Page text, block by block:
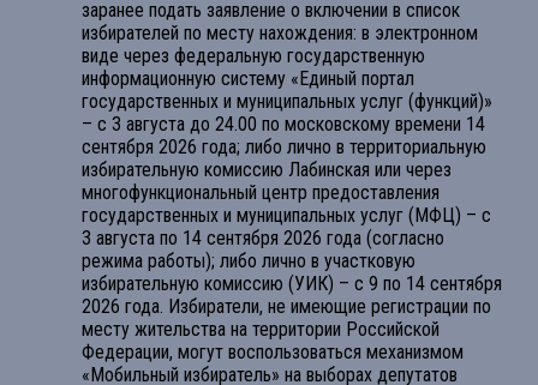
заранее подать заявление о включении в список
избирателей по месту нахождения: в электронном
виде через федеральную государственную
информационную систему «Единый портал
государственных и муниципальных услуг (функций)»
– с 3 августа до 24.00 по московскому времени 14
сентября 2026 года; либо лично в территориальную
избирательную комиссию Лабинская или через
многофункциональный центр предоставления
государственных и муниципальных услуг (МФЦ) – с
3 августа по 14 сентября 2026 года (согласно
режима работы); либо лично в участковую
избирательную комиссию (УИК) – с 9 по 14 сентября
2026 года. Избиратели, не имеющие регистрации по
месту жительства на территории Российской
Федерации, могут воспользоваться механизмом
«Мобильный избиратель» на выборах депутатов